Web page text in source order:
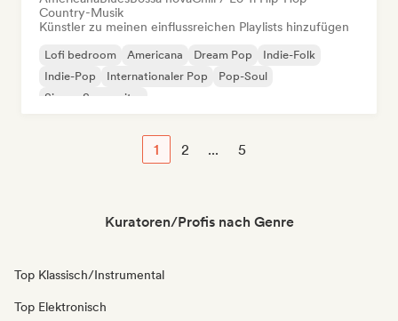
Country-Musik
Künstler zu meinen einflussreichen Playlists hinzufügen
Lofi bedroom Americana Dream Pop
Indie-Folk
Indie-Pop
Internationaler Pop
Pop-Soul
Singer-Songwriter
1 2 ... 5
Kuratoren/Profis nach Genre
Top Klassisch/Instrumental
Top Elektronisch